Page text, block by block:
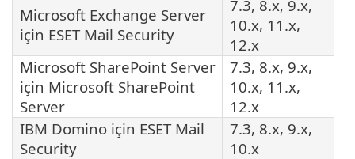
Microsoft Exchange Server
için ESET Mail Security
7.3, 8.x, 9.x,
10.x, 11.x,
12.x
Microsoft SharePoint Server
için Microsoft SharePoint
Server
7.3, 8.x, 9.x,
10.x, 11.x,
12.x
IBM Domino için ESET Mail
Security
7.3, 8.x, 9.x,
10.x